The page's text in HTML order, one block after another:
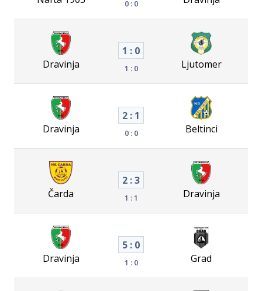
0 : 0
Dravinja
1 : 0
1 : 0 Ljutomer
Dravinja
2 : 1
0 : 0 Beltinci
Čarda
2 : 3
1 : 1 Dravinja
Dravinja
5 : 0
1 : 0 Grad